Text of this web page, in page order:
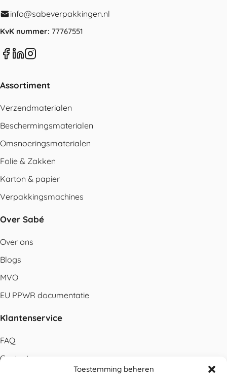
Toestemming beheren
info@sabeverpakkingen.nl
KvK nummer: 77767551
Assortiment
Verzendmaterialen
Beschermingsmaterialen
Omsnoeringsmaterialen
Folie & Zakken
Karton & papier
Verpakkingsmachines
Over Sabé
Over ons
Blogs
MVO
EU PPWR documentatie
Klantenservice
FAQ
Contact